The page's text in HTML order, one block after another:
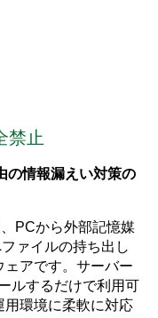
禁止
の情報漏えい対策の
PCから外部記憶媒
ァイルの持ち出し
ェアです。サーバー
ルするだけで利用可
環境に柔軟に対応